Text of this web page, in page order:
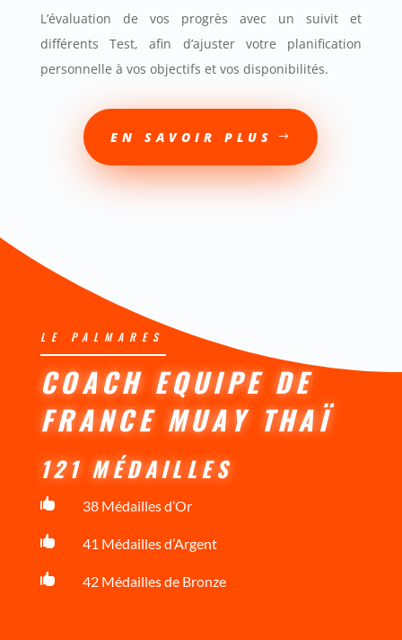
L’évaluation de vos progrès avec un suivit et
différents Test, afin d’ajuster votre planification
personnelle à vos objectifs et vos disponibilités.
EN SAVOIR PLUS
LE PALMARES
COACH EQUIPE DE
FRANCE MUAY THAÏ
121 MÉDAILLES
 38 Médailles d’Or
 41 Médailles d’Argent
 42 Médailles de Bronze